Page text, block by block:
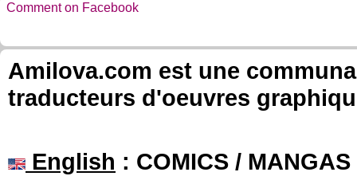
Comment on Facebook
Amilova.com est une
traducteurs d'oeuvres
English : COMICS /